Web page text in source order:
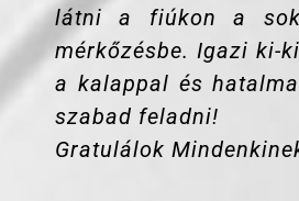
látni a fiúkon a sok
mérkőzésbe. Igazi ki-
a kalappal és
szabad feladni!
Gratulálok